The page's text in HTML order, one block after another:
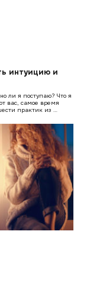
интуицию и
ли я поступаю? Что я
вас, самое время
практик из …